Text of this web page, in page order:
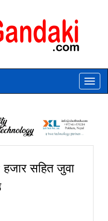
Toggle
सहित जुवा